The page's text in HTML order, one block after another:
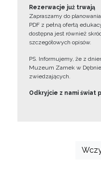
Rezerwacje już trwają
Zapraszamy do
PDF z pełną ofertą
dostępna jest również
szczegółowych opisów.
PS. Informujemy, że z
Muzeum Zamek w
zwiedzających.
Odkryjcie z nami świat